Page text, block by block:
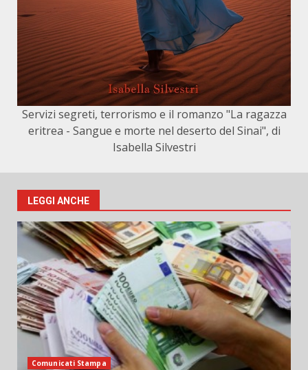
Servizi segreti, terrorismo e il romanzo "La ragazza
eritrea - Sangue e morte nel deserto del Sinai", di
Isabella Silvestri
LEGGI ANCHE
Comunicati Stampa